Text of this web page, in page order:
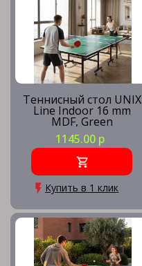
Теннисный стол UNIX
Line Indoor 16 mm
MDF, Green
1145.00 р
Купить в 1 клик